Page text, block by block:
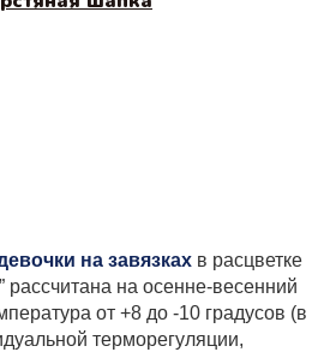
на завязках в расцветке
рассчитана на осенне-весенний
от +8 до -10 градусов (в
терморегуляции,